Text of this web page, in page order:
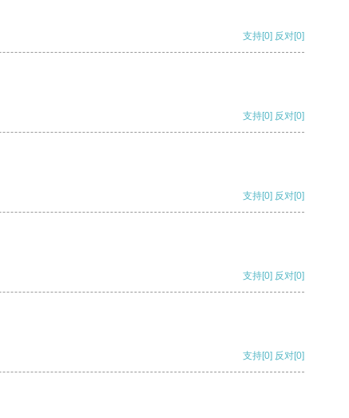
支持[0] 反对[0]
支持[0] 反对[0]
支持[0] 反对[0]
支持[0] 反对[0]
支持[0] 反对[0]